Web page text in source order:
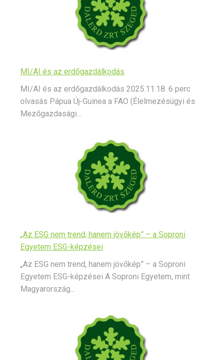
MI/AI és az erdőgazdálkodás
MI/AI és az erdőgazdálkodás 2025.11.18. 6 perc
olvasás Pápua Új-Guinea a FAO (Élelmezésügyi és
Mezőgazdasági...
„Az ESG nem trend, hanem jövőkép” – a Soproni
Egyetem ESG-képzései
„Az ESG nem trend, hanem jövőkép” – a Soproni
Egyetem ESG-képzései A Soproni Egyetem, mint
Magyarország...